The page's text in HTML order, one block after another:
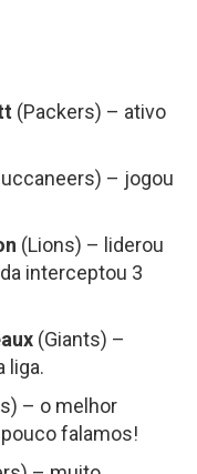
(Packers) – ativo
– jogou
(Lions) – liderou
interceptou 3
(Giants) –
liga.
– o melhor
falamos!